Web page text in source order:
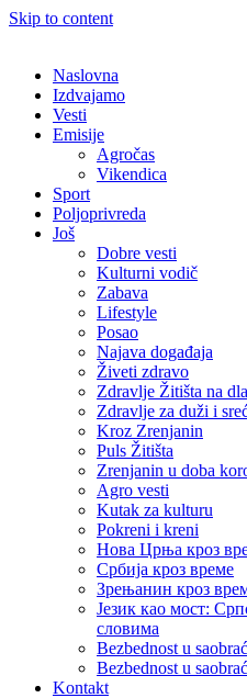
Skip to content
Naslovna
Izdvajamo
Vesti
Emisije
Agročas
Vikendica
Sport
Poljoprivreda
Još
Dobre vesti
Kulturni vodič
Zabava
Lifestyle
Posao
Najava događaja
Živeti zdravo
Zdravlje Žitišta na
Zdravlje za duži i
Kroz Zrenjanin
Puls Žitišta
Zrenjanin u doba
Agro vesti
Kutak za kulturu
Pokreni i kreni
Нова Црња кроз
Србија кроз време
Зрењанин кроз
Језик као мост:
словима
Bezbednost u
Bezbednost u
Kontakt